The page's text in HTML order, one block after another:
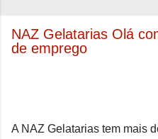
NAZ Gelatarias Olá
de emprego
A NAZ Gelatarias tem mais